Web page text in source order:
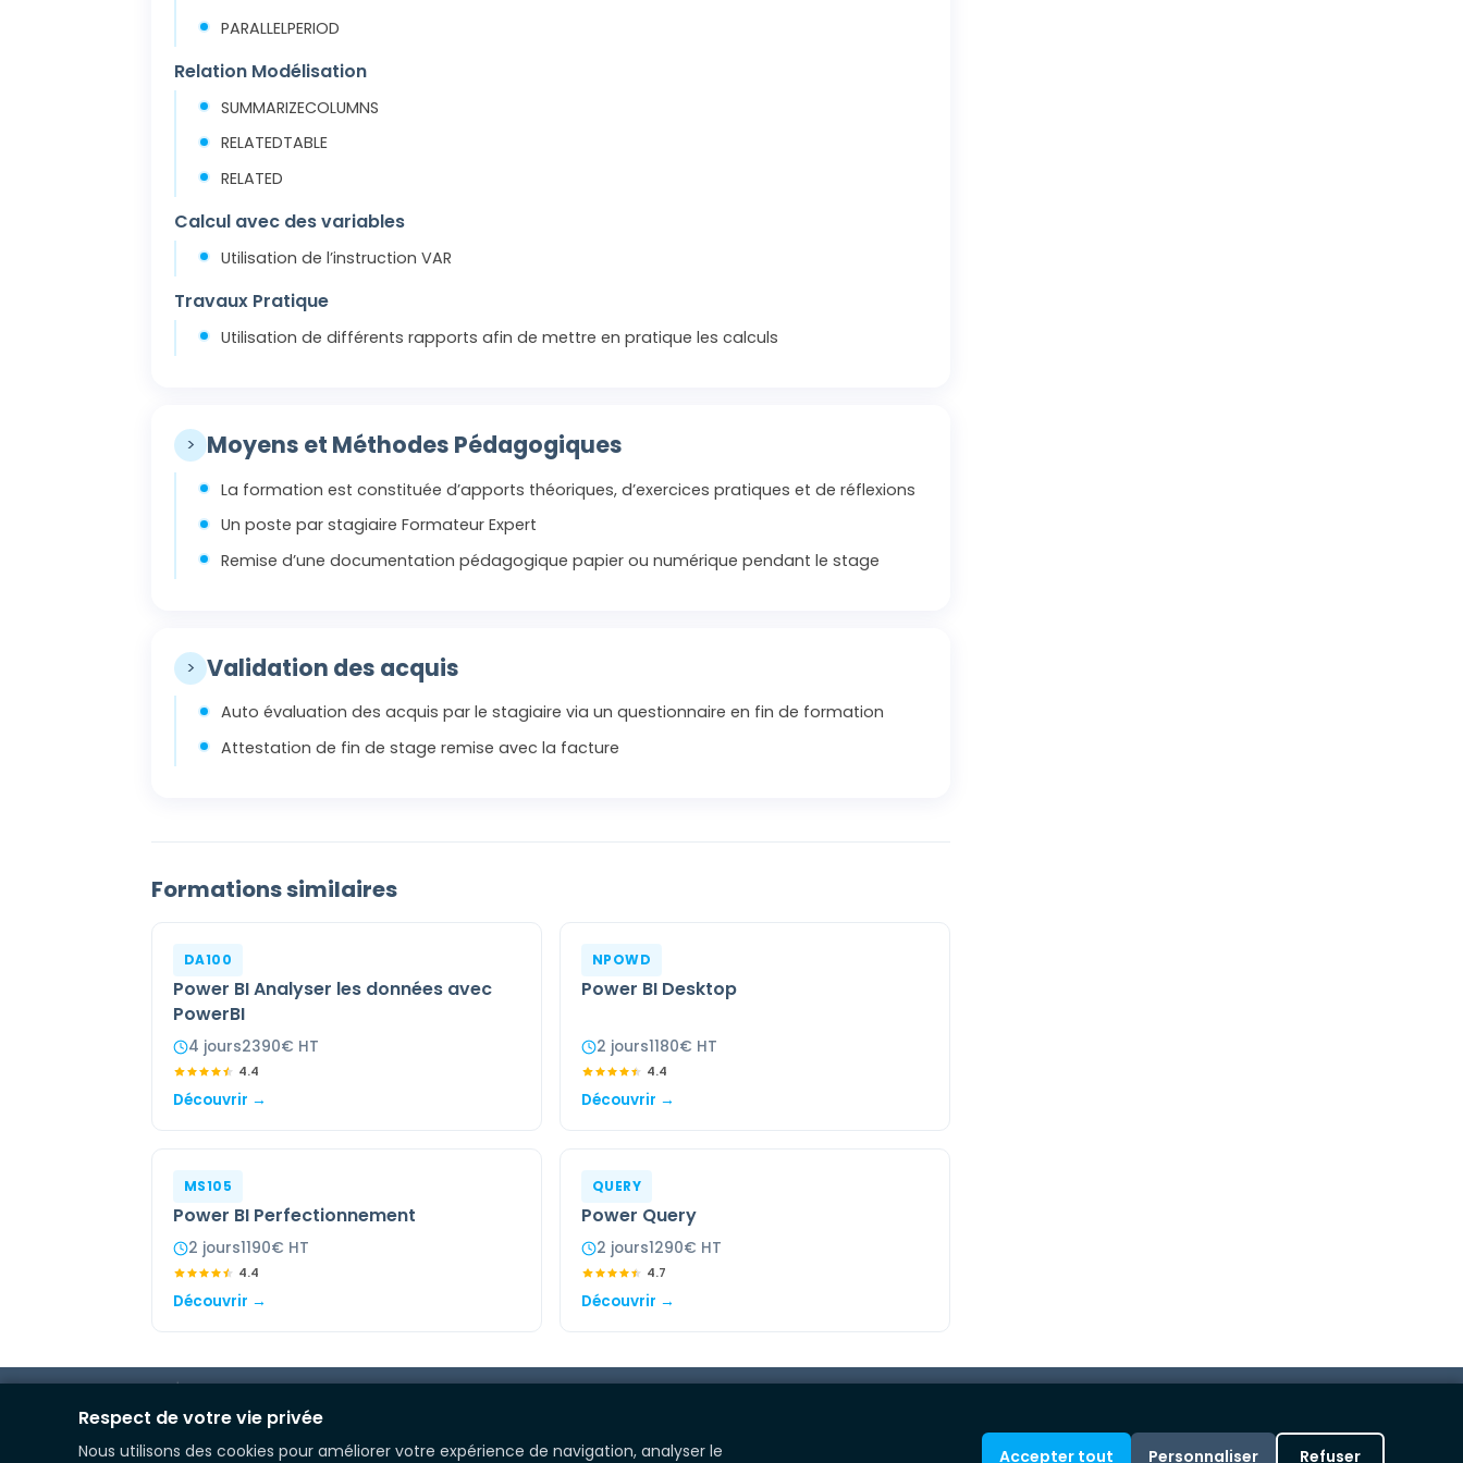
PARALLELPERIOD
Relation Modélisation
SUMMARIZECOLUMNS
RELATEDTABLE
RELATED
Calcul avec des variables
Utilisation de l’instruction VAR
Travaux Pratique
Utilisation de différents rapports afin de mettre en pratique les calculs
> Moyens et Méthodes Pédagogiques
La formation est constituée d’apports théoriques, d’exercices pratiques et de réflexions
Un poste par stagiaire Formateur Expert
Remise d’une documentation pédagogique papier ou numérique pendant le stage
> Validation des acquis
Auto évaluation des acquis par le stagiaire via un questionnaire en fin de formation
Attestation de fin de stage remise avec la facture
Formations similaires
DA100
Power BI Analyser les données avec
PowerBI
4 jours2390€ HT
4.4
Découvrir →
NPOWD
Power BI Desktop
2 jours1180€ HT
4.4
Découvrir →
MS105
Power BI Perfectionnement
2 jours1190€ HT
4.4
Découvrir →
QUERY
Power Query
2 jours1290€ HT
4.7
Découvrir →
Formez vous pour développer de nouvelles
Liens rapides
Mentions légales
Blog
Respect de votre vie privée
Nous utilisons des cookies pour améliorer votre expérience de navigation, analyser le Accepter tout Personnaliser Refuser